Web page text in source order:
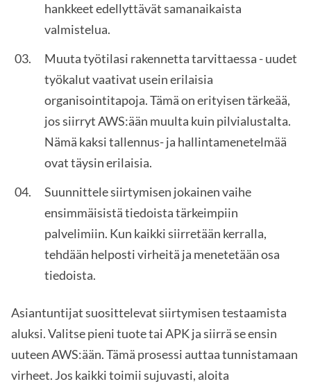
hankkeet edellyttävät samanaikaista
valmistelua.
Muuta työtilasi rakennetta tarvittaessa - uudet
työkalut vaativat usein erilaisia
organisointitapoja. Tämä on erityisen tärkeää,
jos siirryt AWS:ään muulta kuin pilvialustalta.
Nämä kaksi tallennus- ja hallintamenetelmää
ovat täysin erilaisia.
Suunnittele siirtymisen jokainen vaihe
ensimmäisistä tiedoista tärkeimpiin
palvelimiin. Kun kaikki siirretään kerralla,
tehdään helposti virheitä ja menetetään osa
tiedoista.
Asiantuntijat suosittelevat siirtymisen testaamista
aluksi. Valitse pieni tuote tai APK ja siirrä se ensin
uuteen AWS:ään. Tämä prosessi auttaa tunnistamaan
virheet. Jos kaikki toimii sujuvasti, aloita